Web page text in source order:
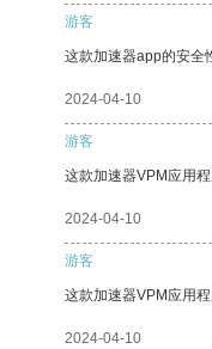
游客
这款加速器app的安全
2024-04-10
游客
这款加速器VPM应用
2024-04-10
游客
这款加速器VPM应用
2024-04-10